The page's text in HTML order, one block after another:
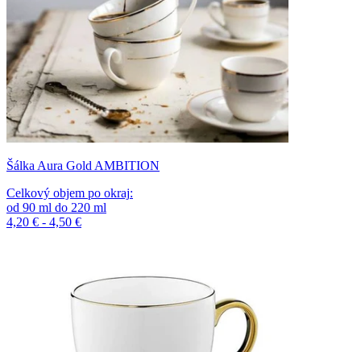
Šálka Aura Gold AMBITION
Celkový objem po okraj:
od 90 ml do 220 ml
4,20 € - 4,50 €